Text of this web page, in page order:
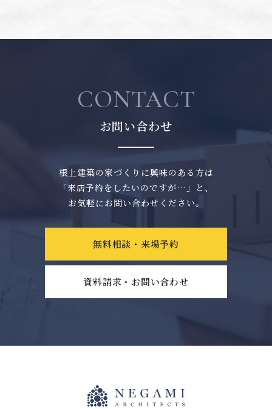
CONTACT
お問い合わせ
根上建築の家づくりに興味のある方は
「来店予約をしたいのですが…」と、
お気軽にお問い合わせください。
無料相談・来場予約
資料請求・お問い合わせ